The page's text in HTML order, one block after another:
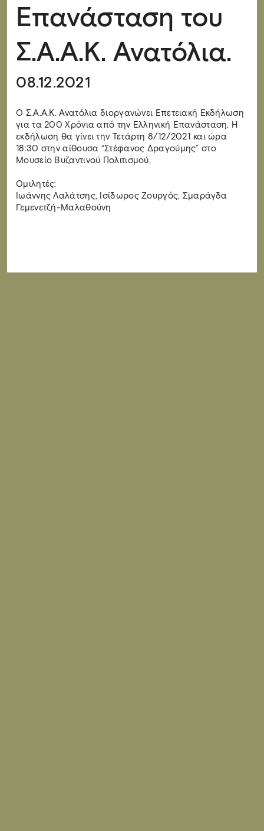
Επανάσταση του
Σ.Α.Α.Κ. Ανατόλια.
08.12.2021
Ο Σ.Α.Α.Κ. Ανατόλια διοργανώνει Επετειακή Εκδήλωση
για τα 200 Χρόνια από την Ελληνική Επανάσταση. Η
εκδήλωση θα γίνει την Τετάρτη 8/12/2021 και ώρα
18:30 στην αίθουσα “Στέφανος Δραγούμης” στο
Μουσείο Βυζαντινού Πολιτισμού.
Ομιλητές:
Ιωάννης Λαλάτσης, Ισίδωρος Ζουργός, Σμαράγδα
Γεμενετζή-Μαλαθούνη